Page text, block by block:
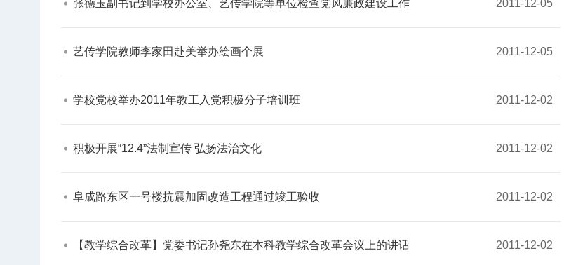
2011-12-05
张德玉副书记到学校办公室、艺传学院等单位检查党风廉政建设工作​
2011-12-05
艺传学院教师李家田赴美举办绘画个展​
2011-12-02
学校党校举办2011年教工入党积极分子培训班​
2011-12-02
积极开展“12.4”法制宣传 弘扬法治文化​
2011-12-02
阜成路东区一号楼抗震加固改造工程通过竣工验收​
2011-12-02
【教学综合改革】党委书记孙尧东在本科教学综合改革会议上的讲话​